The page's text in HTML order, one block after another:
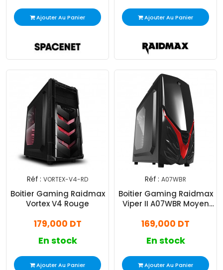
Ajouter Au Panier Ajouter Au Panier
Réf : VORTEX-V4-RD
Boitier Gaming Raidmax
Vortex V4 Rouge
179,000 DT
En stock
Ajouter Au Panier
Réf : A07WBR
Boitier Gaming Raidmax
Viper II A07WBR Moyen
169,000 DT
En stock
Ajouter Au Panier